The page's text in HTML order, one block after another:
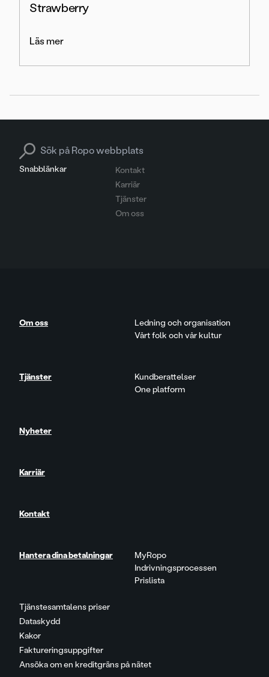
Strawberry
Läs mer
Snabblänkar
Kontakt
Karriär
Tjänster
Om oss
Search for:
Tjänstesamtalens priser
Dataskydd
Kakor
Faktureringsuppgifter
Ansöka om en kreditgräns på nätet
Om oss
Ledning och organisation
Vårt folk och vår kultur
Tjänster
Kundberattelser
One platform
Nyheter
Karriär
Kontakt
Hantera dina betalningar
MyRopo
Indrivningsprocessen
Prislista